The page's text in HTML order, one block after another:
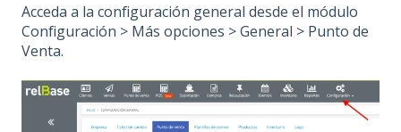
Acceda a la configuración general desde el módulo
Configuración > Más opciones > General > Punto de
Venta.